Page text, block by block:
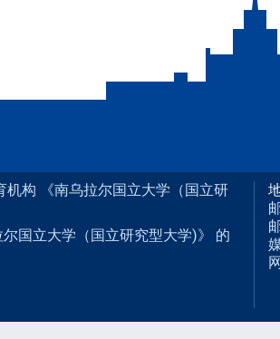
构 《南乌拉尔国立大学（国立研
国立大学（国立研究型大学)》 的